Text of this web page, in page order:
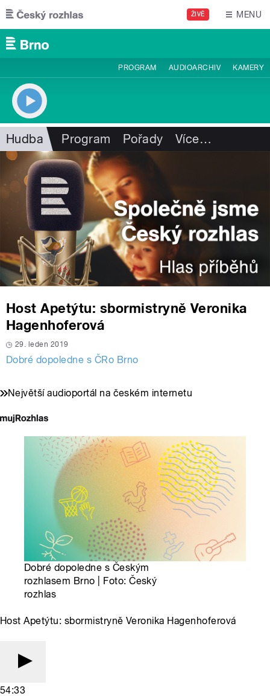
Přejít k hlavnímu obsahu
ŽIVĚ MENU
PROGRAM AUDIOARCHIV KAMERY
Hudba Program Pořady Více…
Host Apetýtu: sbormistryně Veronika
Hagenhoferová
29. leden 2019
Dobré dopoledne s ČRo Brno
Největší audioportál na českém internetu
Dobré dopoledne s Českým
rozhlasem Brno | Foto: Český
rozhlas
Host Apetýtu: sbormistryně Veronika Hagenhoferová
54:33